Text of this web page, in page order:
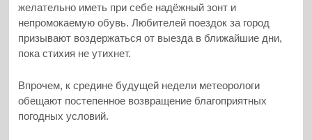
желательно иметь при себе надёжный зонт и
непромокаемую обувь. Любителей поездок за город
призывают воздержаться от выезда в ближайшие дни,
пока стихия не утихнет.
Впрочем, к средине будущей недели метеорологи
обещают постепенное возвращение благоприятных
погодных условий.